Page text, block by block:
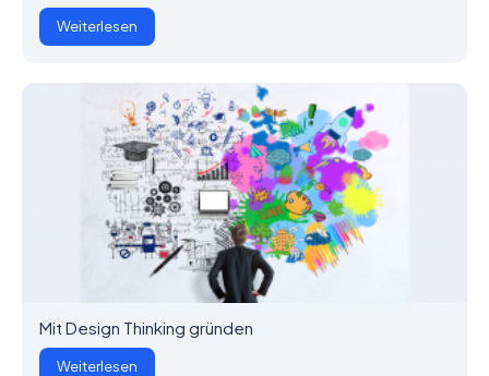
Weiterlesen
Mit Design Thinking gründen
Weiterlesen